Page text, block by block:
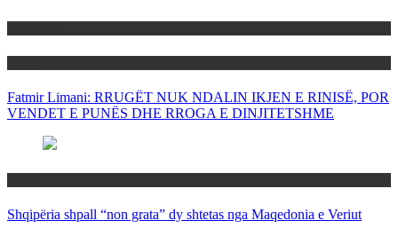
Fatmir Limani: RRUGËT NUK NDALIN IKJEN E RINISË, POR
VENDET E PUNËS DHE RROGA E DINJITETSHME
Shqipëria shpall “non grata” dy shtetas nga Maqedonia e Veriut